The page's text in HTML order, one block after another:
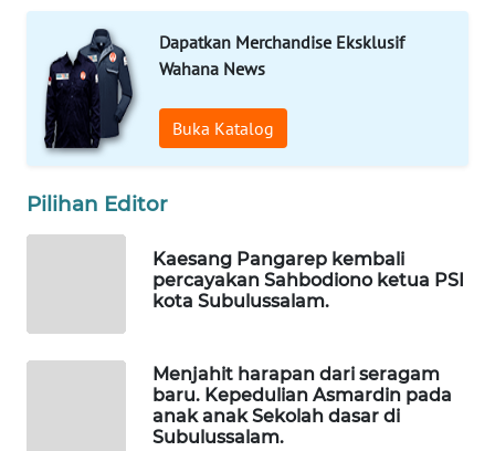
Dapatkan Merchandise Eksklusif
Wahana News
Buka Katalog
Pilihan Editor
Kaesang Pangarep kembali
percayakan Sahbodiono ketua PSI
kota Subulussalam.
Menjahit harapan dari seragam
baru. Kepedulian Asmardin pada
anak anak Sekolah dasar di
Subulussalam.
MARTABAT
NET
PLN
WATCH
MKLI
LKKI